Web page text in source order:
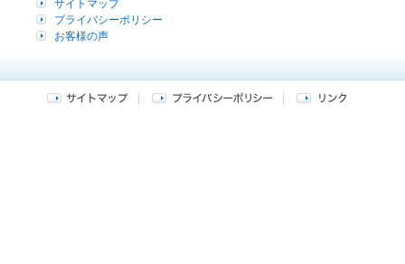
サイトマップ
プライバシーポリシー
お客様の声